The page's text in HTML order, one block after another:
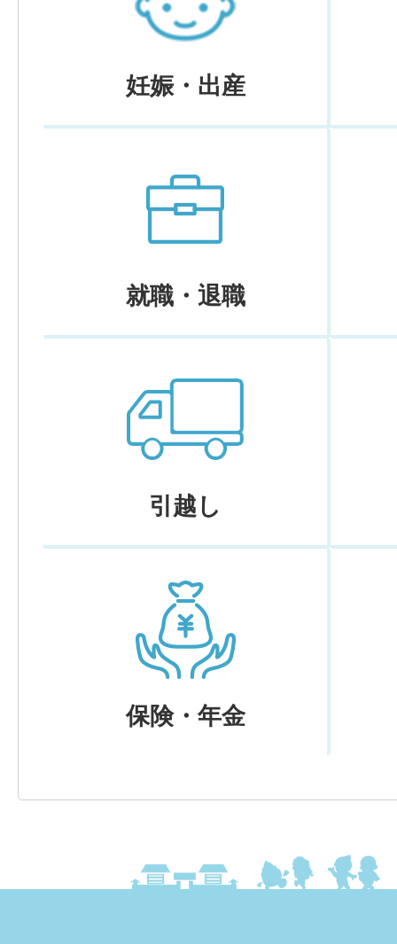
妊娠・出産
就職・退職
引越し
保険・年金